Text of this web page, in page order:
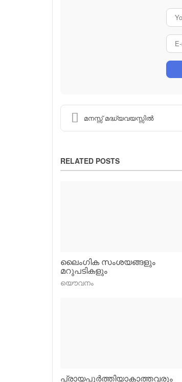
മനസ്സ് മദ്ധ്യവയസ്സില്‍
RELATED POSTS
ലൈംഗിക സംശയങ്ങളും
മറുപടികളും
യൌവനം
പ്രായപൂര്‍ത്തിയാകാത്തവരും